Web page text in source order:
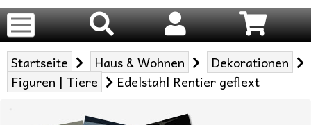
Startseite Haus & Wohnen
Dekorationen
Figuren | Tiere
Edelstahl Rentier geflext